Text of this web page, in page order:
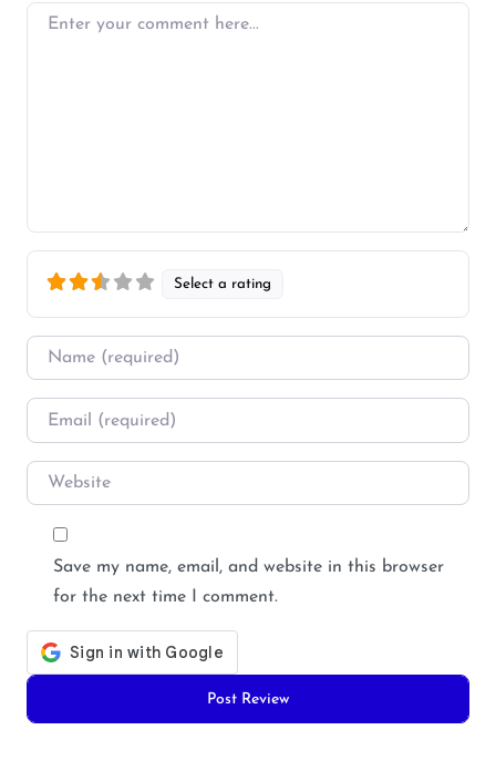
Enter your comment here…
Select a rating
Name
Email
Website
Save my name, email, and website in this browser
for the next time I comment.